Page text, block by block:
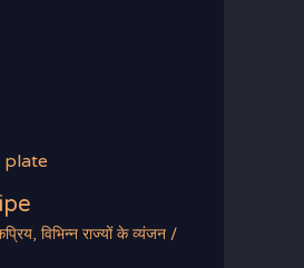
, विभिन्न राज्यों के व्यंजन/